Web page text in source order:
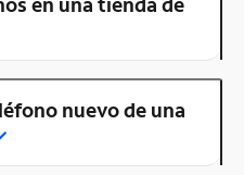
nuevo de una